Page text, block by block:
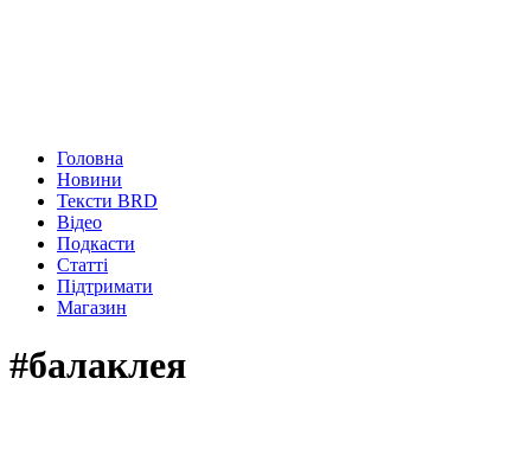
Головна
Новини
Тексти BRD
Відео
Подкасти
Статті
Підтримати
Магазин
#балаклея